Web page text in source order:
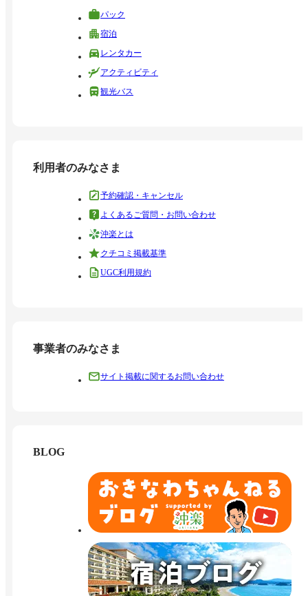
パック
宿泊
レンタカー
アクティビティ
観光バス
利用者のみなさま
予約確認・キャンセル
よくあるご質問・お問い合わせ
沖楽とは
クチコミ掲載基準
UGC利用規約
事業者のみなさま
サイト掲載に関するお問い合わせ
BLOG